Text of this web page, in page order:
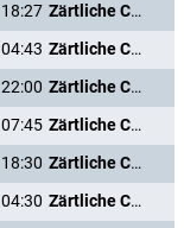
18:27
Zärtliche Chaoten II
04:43
Zärtliche Chaoten II
22:00
Zärtliche Chaoten II
07:45
Zärtliche Chaoten II
18:30
Zärtliche Chaoten II
04:30
Zärtliche Chaoten II